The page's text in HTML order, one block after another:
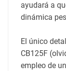
ayudará a
dinámica
El único
CB125F
empleo de un